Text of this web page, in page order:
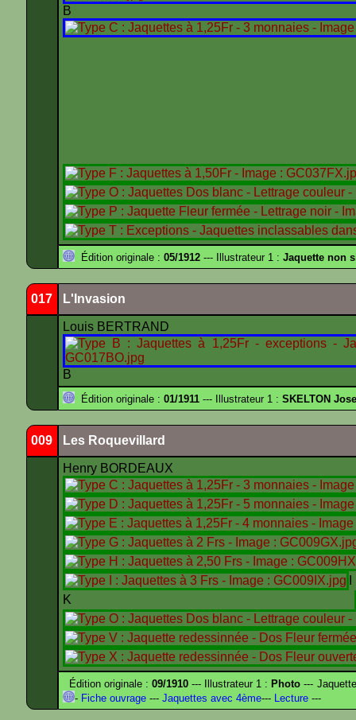
B
Édition originale : 05/1912 --- Illustrateur 1 : Jaquette non
017 L'Invasion
Louis BERTRAND
B
Édition originale : 01/1911 --- Illustrateur 1 : SKELTON
009 Les Roquevillard
Henry BORDEAUX
K
Édition originale :09/1910 --- Illustrateur 1 : Photo ---
- Fiche ouvrage --- Jaquettes avec 4ème--- Lecture ---